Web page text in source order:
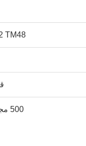
TM48
500 مجموعة / شهر